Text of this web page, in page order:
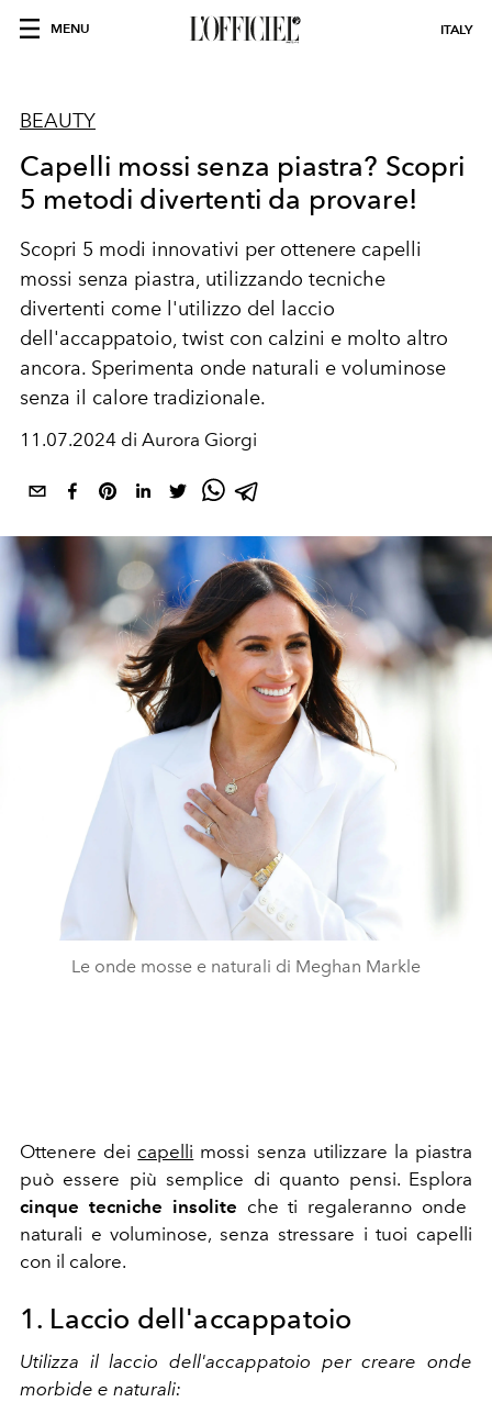
MENU ITALY
BEAUTY
Capelli mossi senza piastra? Scopri
5 metodi divertenti da provare!
Scopri 5 modi innovativi per ottenere capelli
mossi senza piastra, utilizzando tecniche
divertenti come l'utilizzo del laccio
dell'accappatoio, twist con calzini e molto altro
ancora. Sperimenta onde naturali e voluminose
senza il calore tradizionale.
11.07.2024 di Aurora Giorgi
Le onde mosse e naturali di Meghan Markle
Ottenere dei capelli mossi senza utilizzare la piastra
può essere più semplice di quanto pensi. Esplora
cinque tecniche insolite che ti regaleranno onde
naturali e voluminose, senza stressare i tuoi capelli
con il calore.
1. Laccio dell'accappatoio
Utilizza il laccio dell'accappatoio per creare onde
morbide e naturali: